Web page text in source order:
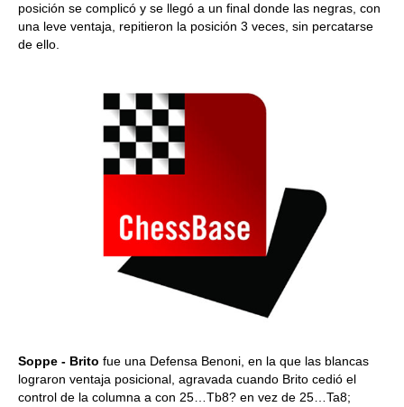
posición se complicó y se llegó a un final donde las negras, con
una leve ventaja, repitieron la posición 3 veces, sin percatarse
de ello.
Soppe - Brito fue una Defensa Benoni, en la que las blancas
lograron ventaja posicional, agravada cuando Brito cedió el
control de la columna a con 25…Tb8? en vez de 25…Ta8;